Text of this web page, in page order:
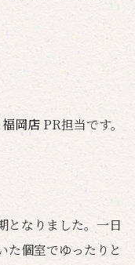
岡店 PR担当です。
となりました。一日
た個室でゆったりと